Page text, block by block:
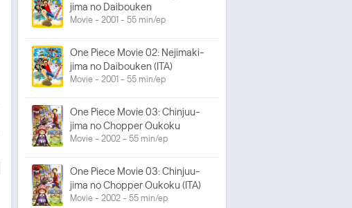
jima no Daibouken
Movie - 2001 - 55 min/ep
One Piece Movie 02: Nejimaki-
jima no Daibouken (ITA)
Movie - 2001 - 55 min/ep
One Piece Movie 03: Chinjuu-
jima no Chopper Oukoku
Movie - 2002 - 55 min/ep
One Piece Movie 03: Chinjuu-
jima no Chopper Oukoku (ITA)
Movie - 2002 - 55 min/ep